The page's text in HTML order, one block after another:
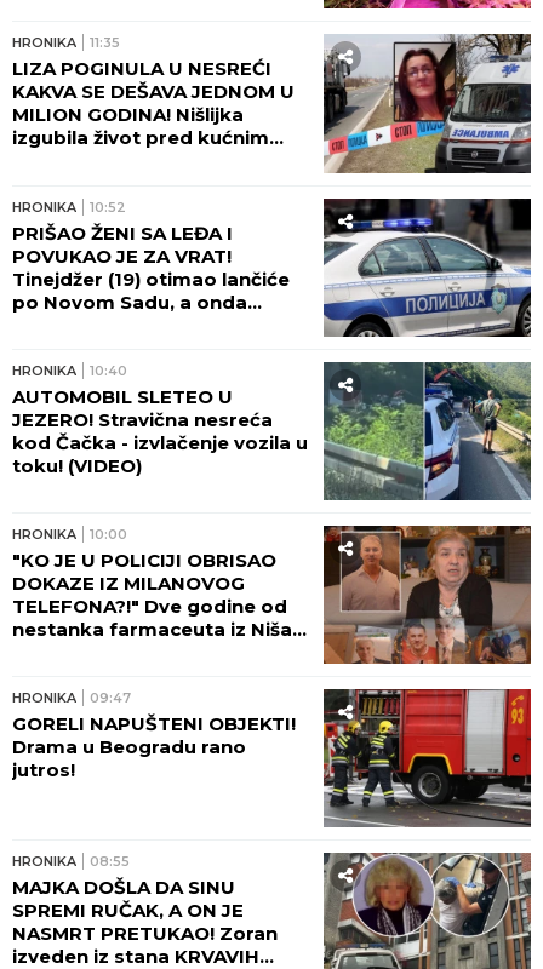
HRONIKA 11:35
LIZA POGINULA U NESREĆI
KAKVA SE DEŠAVA JEDNOM U
MILION GODINA! Nišlijka
izgubila život pred kućnim
otvorio poklopac i uzeo nam
Elizabetu!"
HRONIKA 10:52
PRIŠAO ŽENI SA LEĐA I
POVUKAO JE ZA VRAT!
Tinejdžer (19) otimao lančiće
po Novom Sadu, a onda
HRONIKA 10:40
AUTOMOBIL SLETEO U
JEZERO! Stravična nesreća
kod Čačka - izvlačenje vozila u
toku! (VIDEO)
HRONIKA 10:00
"KO JE U POLICIJI OBRISAO
DOKAZE IZ MILANOVOG
TELEFONA?!" Dve godine od
nestanka farmaceuta iz Niša,
HRONIKA 09:47
GORELI NAPUŠTENI OBJEKTI!
Drama u Beogradu rano
jutros!
HRONIKA 08:55
MAJKA DOŠLA DA SINU
SPREMI RUČAK, A ON JE
NASMRT PRETUKAO! Zoran
izveden iz stana KRVAVIH